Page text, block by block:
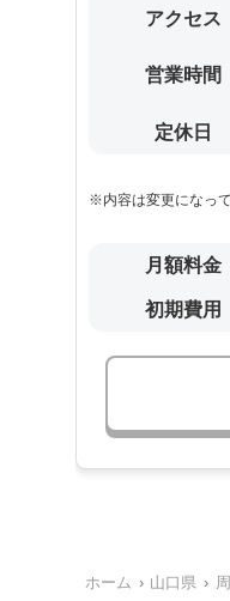
アクセス
営業時間
定休日
※内容は変更になっ
月額料金
初期費用
ホーム 山口県